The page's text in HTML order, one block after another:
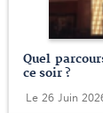
Quel
ce soir ?
Le 26 Juin